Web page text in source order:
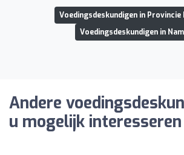
Voedingsdeskundigen in Provincie
Voedingsdeskundigen in
Andere
u mogelijk interesseren